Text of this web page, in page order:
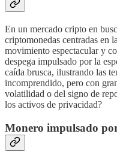
En un mercado cripto en
criptomonedas centradas en
movimiento espectacular y
despega impulsado por la
caída brusca, ilustrando las
incomprendido, pero con
volatilidad o del signo de
los activos de privacidad?
Monero impulsado